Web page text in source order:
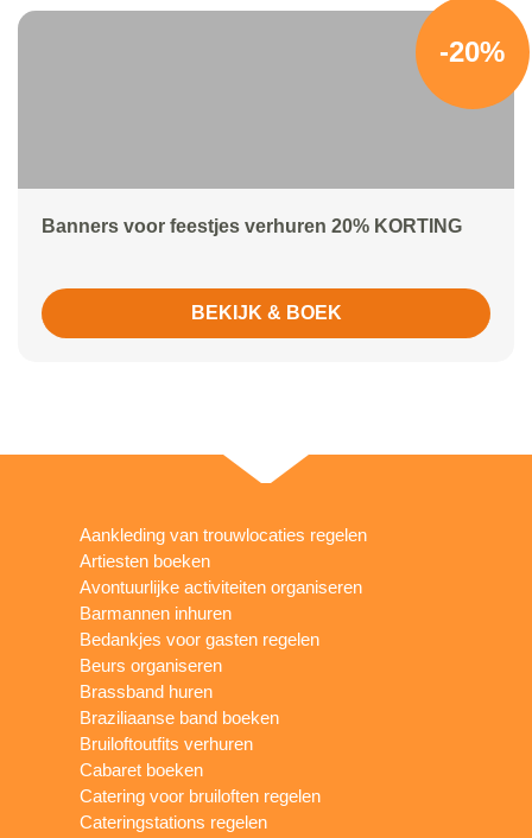
-20%
Banners voor feestjes verhuren 20% KORTING
BEKIJK & BOEK
Aankleding van trouwlocaties regelen
Artiesten boeken
Avontuurlijke activiteiten organiseren
Barmannen inhuren
Bedankjes voor gasten regelen
Beurs organiseren
Brassband huren
Braziliaanse band boeken
Bruiloftoutfits verhuren
Cabaret boeken
Catering voor bruiloften regelen
Cateringstations regelen